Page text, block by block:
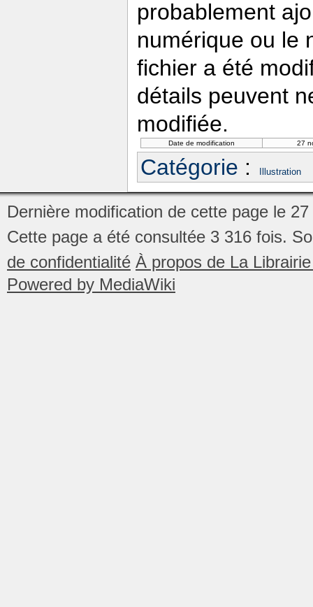
probablement
numérique ou le
fichier a été
détails peuvent
modifiée.
Date de modification 27
Catégorie : Illustration
Dernière modification de cette page le
Cette page a été consultée 3 316 fois.
de confidentialité À propos de La
Powered by MediaWiki